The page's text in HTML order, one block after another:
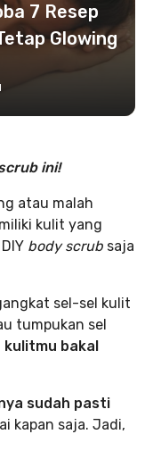
7 Resep
Glowing
ini!
atau malah
kulit yang
body scrub saja
sel-sel kulit
tumpukan sel
kulitmu bakal
sudah pasti
kapan saja. Jadi,